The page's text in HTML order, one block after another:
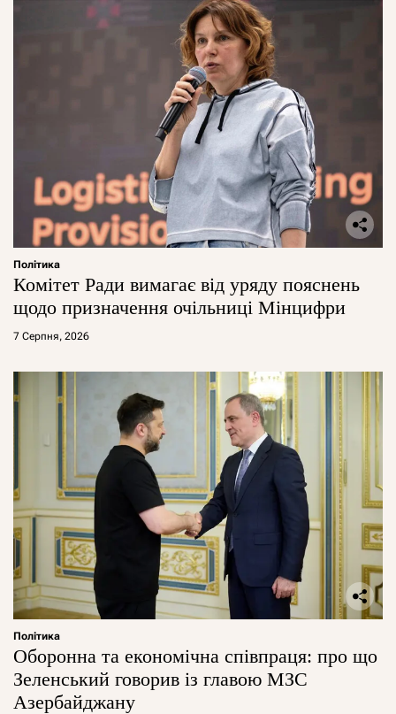
Політика
Комітет Ради вимагає від уряду пояснень
щодо призначення очільниці Мінцифри
7 Серпня, 2026
Політика
Оборонна та економічна співпраця: про що
Зеленський говорив із главою МЗС
Азербайджану